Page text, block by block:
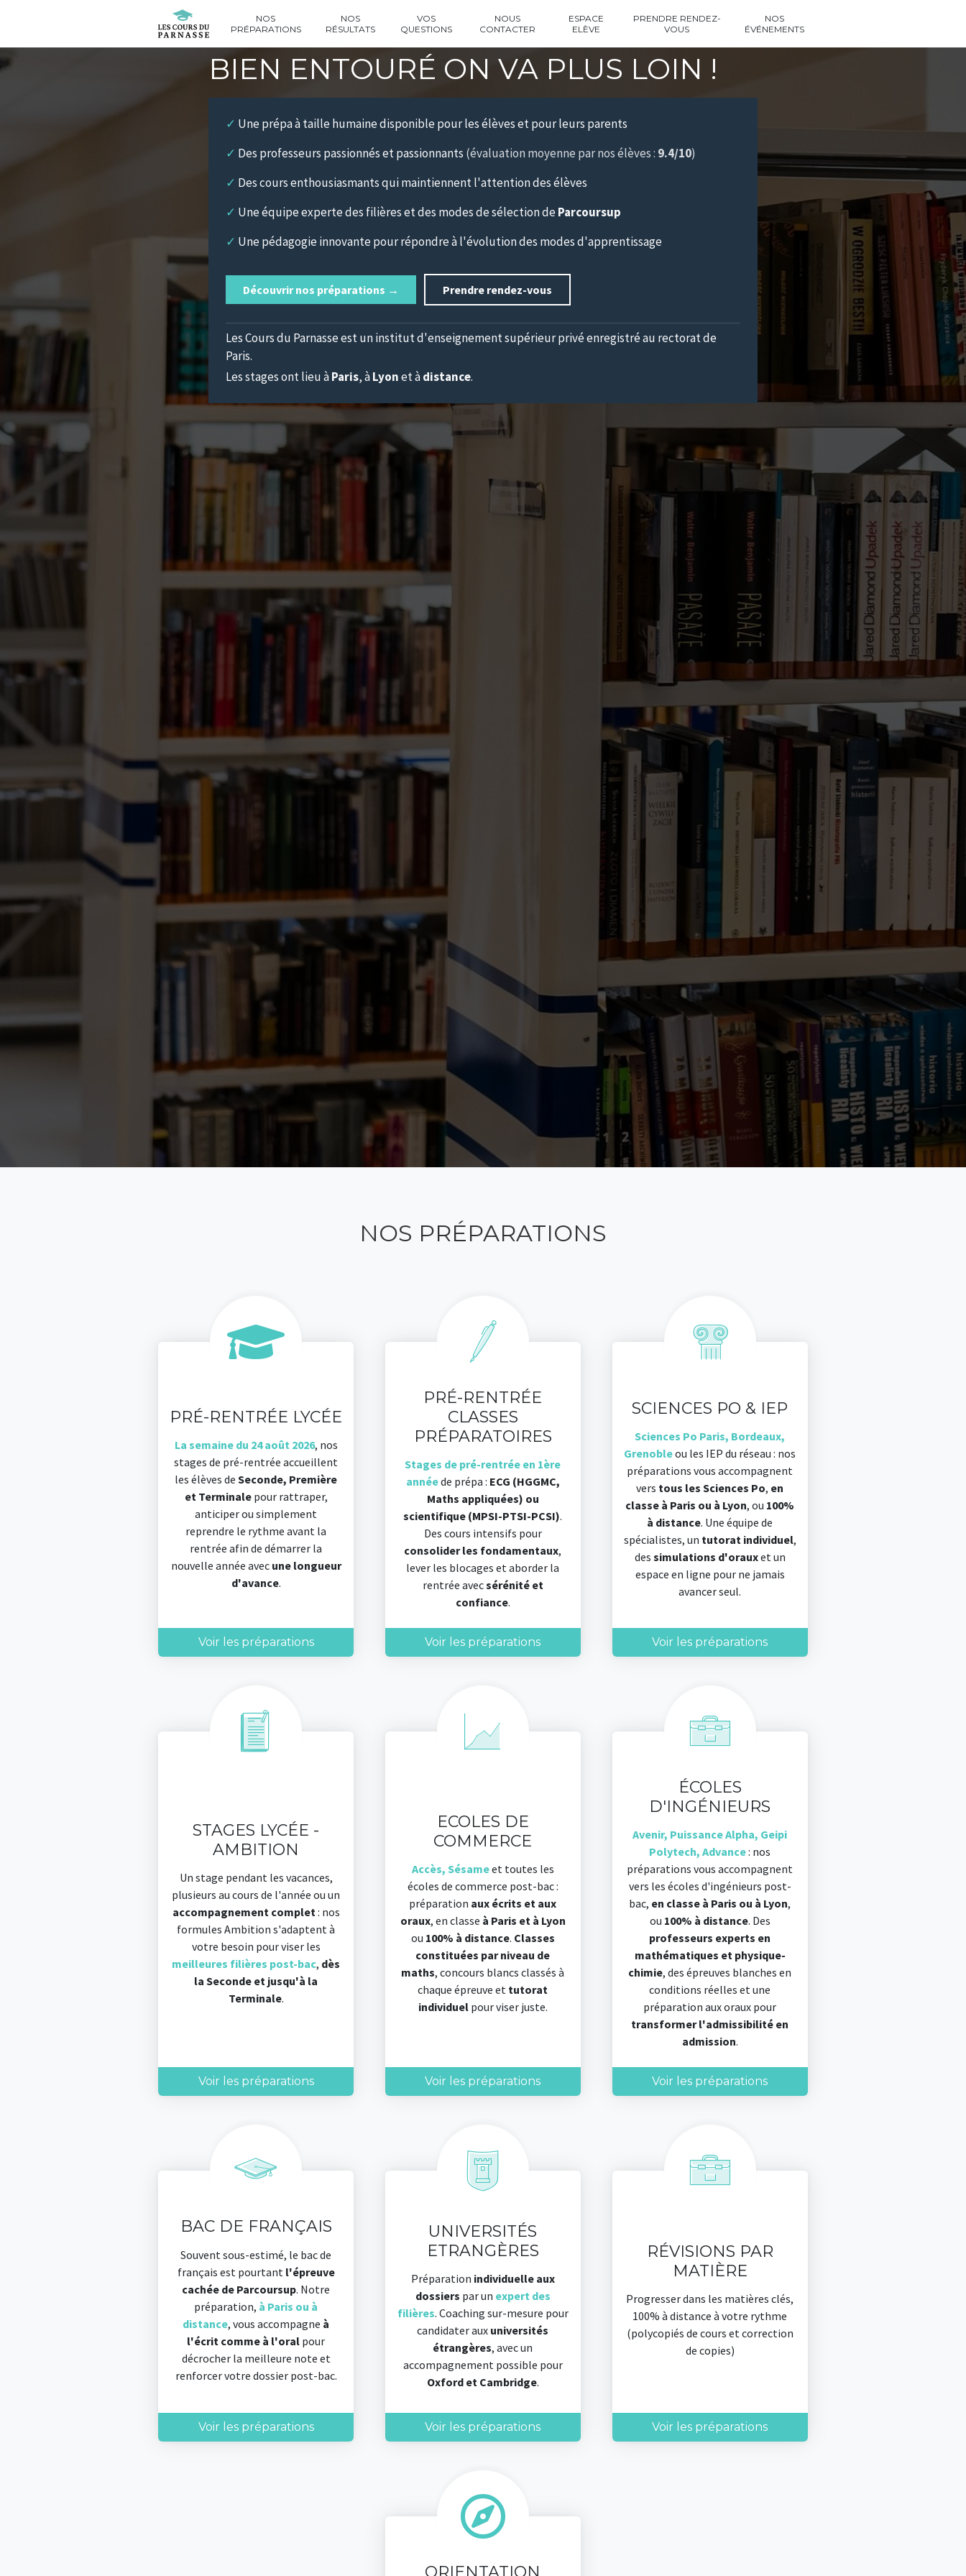
NOS
PRÉPARATIONS
NOS
RÉSULTATS
VOS
QUESTIONS
NOUS
CONTACTER
ESPACE
ELÈVE
PRENDRE RENDEZ-
VOUS
NOS
ÉVÉNEMENTS
BIEN ENTOURÉ ON VA PLUS LOIN !
✓ Une prépa à taille humaine disponible pour les élèves et pour leurs parents
✓ Des professeurs passionnés et passionnants (évaluation moyenne par nos élèves : 9.4/10)
✓ Des cours enthousiasmants qui maintiennent l'attention des élèves
✓ Une équipe experte des filières et des modes de sélection deParcoursup
✓ Une pédagogie innovante pour répondre à l'évolution des modes d'apprentissage
Découvrir nos préparations → Prendre rendez-vous
Les Cours du Parnasse est un institut d'enseignement supérieur privé enregistré au rectorat de
Paris.
Les stages ont lieu àParis, àLyonet àdistance.
NOS PRÉPARATIONS
PRÉ-RENTRÉE LYCÉE
La semaine du 24 août 2026, nos
stages de pré-rentrée accueillent
les élèves de Seconde, Première
et Terminalepour rattraper,
anticiper ou simplement
reprendre le rythme avant la
rentrée afin de démarrer la
nouvelle année avec une longueur
d'avance.
Voir les préparations
PRÉ-RENTRÉE
CLASSES
PRÉPARATOIRES
Stages de pré-rentrée en 1ère
annéede prépa : ECG (HGGMC,
Maths appliquées) ou
scientifique (MPSI-PTSI-PCSI).
Des cours intensifs pour
consolider les fondamentaux,
lever les blocages et aborder la
rentrée avecsérénité et
confiance.
Voir les préparations
SCIENCES PO & IEP
Sciences Po Paris, Bordeaux,
Grenobleou les IEP du réseau : nos
préparations vous accompagnent
vers tous les Sciences Po, en
classe à Paris ou à Lyon, ou 100%
à distance. Une équipe de
spécialistes, un tutorat individuel,
des simulations d'orauxet un
espace en ligne pour ne jamais
avancer seul.
Voir les préparations
STAGES LYCÉE -
AMBITION
Un stage pendant les vacances,
plusieurs au cours de l'année ou un
accompagnement complet: nos
formules Ambition s'adaptent à
votre besoin pour viser les
meilleures filières post-bac, dès
la Seconde et jusqu'à la
Terminale.
Voir les préparations
ECOLES DE
COMMERCE
Accès, Sésameet toutes les
écoles de commerce post-bac :
préparation aux écrits et aux
oraux, en classe à Paris et à Lyon
ou 100% à distance. Classes
constituées par niveau de
maths, concours blancs classés à
chaque épreuve et tutorat
individuelpour viser juste.
Voir les préparations
ÉCOLES
D'INGÉNIEURS
Avenir, Puissance Alpha, Geipi
Polytech, Advance: nos
préparations vous accompagnent
vers les écoles d'ingénieurs post-
bac, en classe à Paris ou à Lyon,
ou 100% à distance. Des
professeurs experts en
mathématiques et physique-
chimie, des épreuves blanches en
conditions réelles et une
préparation aux oraux pour
transformer l'admissibilité en
admission.
Voir les préparations
BAC DE FRANÇAIS
Souvent sous-estimé, le bac de
français est pourtant l'épreuve
cachée de Parcoursup. Notre
préparation, à Paris ou à
distance, vous accompagne à
l'écrit comme à l'oral pour
décrocher la meilleure note et
renforcer votre dossier post-bac.
Voir les préparations
UNIVERSITÉS
ETRANGÈRES
Préparation individuelle aux
dossiers par un expert des
filières. Coaching sur-mesure pour
candidater aux universités
étrangères, avec un
accompagnement possible pour
Oxford et Cambridge.
Voir les préparations
RÉVISIONS PAR
MATIÈRE
Progresser dans les matières clés,
100% à distance à votre rythme
(polycopiés de cours et correction
de copies)
Voir les préparations
ORIENTATION